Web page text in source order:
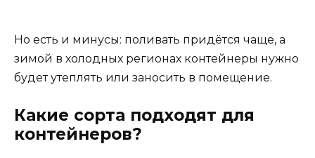
Но есть и минусы: поливать придётся чаще, а
зимой в холодных регионах контейнеры нужно
будет утеплять или заносить в помещение.
Какие сорта подходят для
контейнеров?